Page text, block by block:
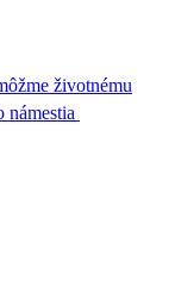
životnému
námestia